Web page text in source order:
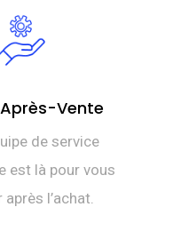
Vente
de service
est là pour vous
l’achat.